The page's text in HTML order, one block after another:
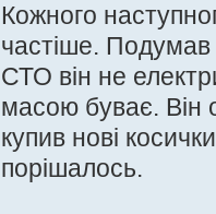
Кожного
частіше.
СТО він не
масою буває. Він
купив нові
порішалось.